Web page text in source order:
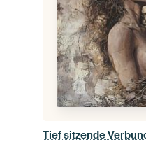
Tief sitzende